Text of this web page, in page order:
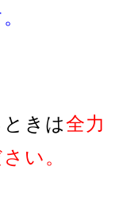
きは全力
い。